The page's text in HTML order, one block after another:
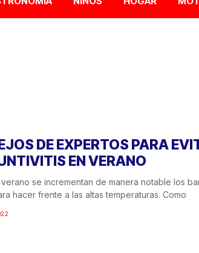
DE EXPERTOS PARA
EN VERANO
se incrementan de manera notable los
hacer frente a las altas temperaturas. Como